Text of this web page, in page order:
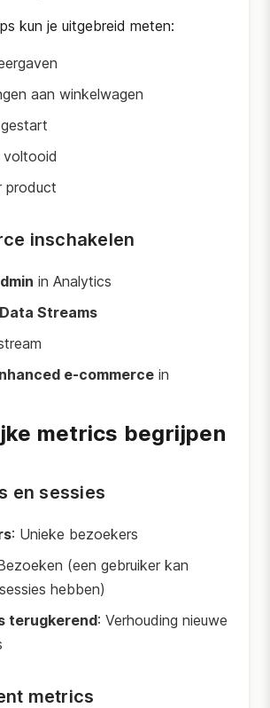
kun je uitgebreid meten:
aan winkelwagen
voltooid
product
inschakelen
in Analytics
Data Streams
e-commerce in
metrics begrijpen
en sessies
: Unieke bezoekers
(een gebruiker kan
hebben)
terugkerend: Verhouding nieuwe
metrics